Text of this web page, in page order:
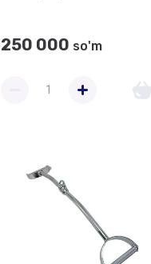
250 000 so'm